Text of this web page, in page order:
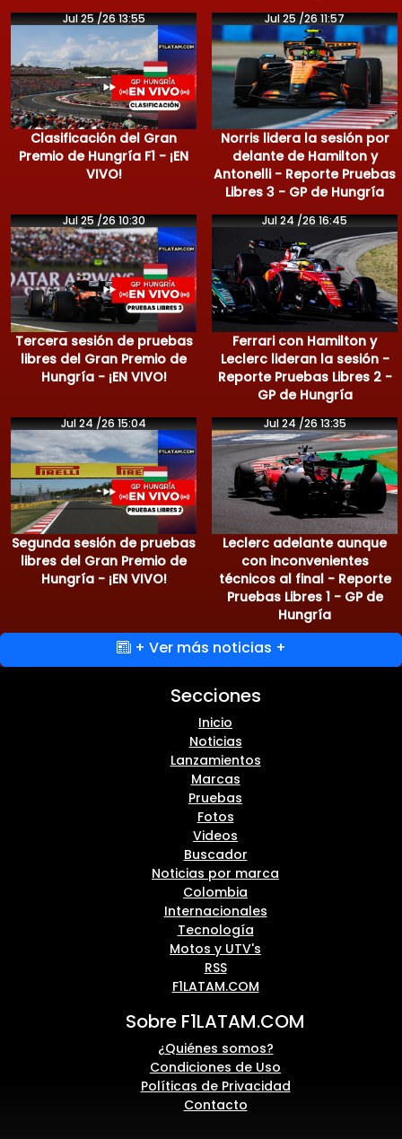
Jul 25 /26 13:55
Clasificación del Gran
Premio de Hungría F1 - ¡EN
VIVO!
Jul 25 /26 11:57
Norris lidera la sesión por
delante de Hamilton y
Antonelli - Reporte Pruebas
Libres 3 - GP de Hungría
Jul 25 /26 10:30
Tercera sesión de pruebas
libres del Gran Premio de
Hungría - ¡EN VIVO!
Jul 24 /26 16:45
Ferrari con Hamilton y
Leclerc lideran la sesión -
Reporte Pruebas Libres 2 -
GP de Hungría
Jul 24 /26 15:04
Segunda sesión de pruebas
libres del Gran Premio de
Hungría - ¡EN VIVO!
Jul 24 /26 13:35
Leclerc adelante aunque
con inconvenientes
técnicos al final - Reporte
Pruebas Libres 1 - GP de
Hungría
+ Ver más noticias +
Secciones
Inicio
Noticias
Lanzamientos
Marcas
Pruebas
Fotos
Videos
Buscador
Noticias por marca
Colombia
Internacionales
Tecnología
Motos y UTV's
RSS
F1LATAM.COM
Sobre F1LATAM.COM
¿Quiénes somos?
Condiciones de Uso
Políticas de Privacidad
Contacto